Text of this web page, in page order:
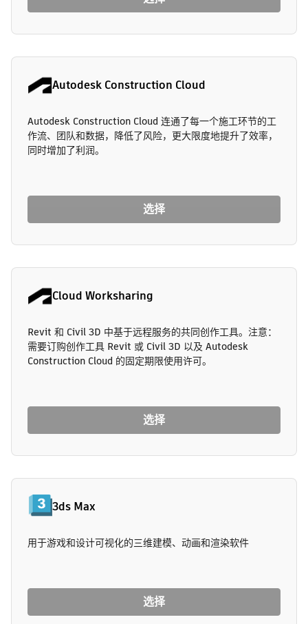
Autodesk Construction Cloud
Autodesk Construction Cloud 连通了每一个施工环节的工
作流、团队和数据，降低了风险，更大限度地提升了效率，
同时增加了利润。
选择
Cloud Worksharing
Revit 和 Civil 3D 中基于远程服务的共同创作工具。注意：
需要订购创作工具 Revit 或 Civil 3D 以及 Autodesk
Construction Cloud 的固定期限使用许可。
选择
3ds Max
用于游戏和设计可视化的三维建模、动画和渲染软件
选择